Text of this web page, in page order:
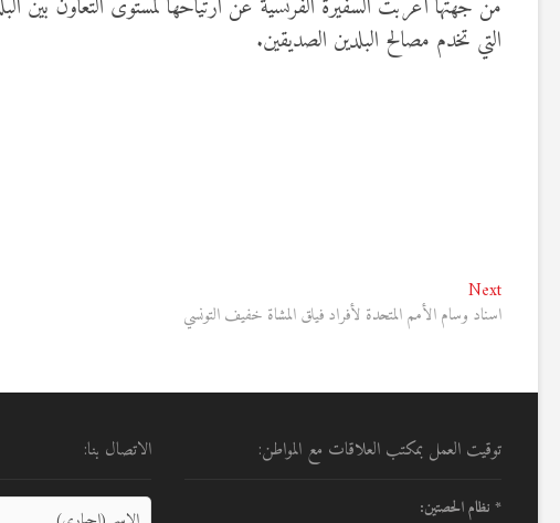
من جهتها أعربت السفيرة الفرنسية عن ارتياحها لمستوى التعاون بين
التي تخدم مصالح البلدين الصديقين.
تصفّح
المقالات
Next
Next
post:
اسناد وسام الأمم المتحدة لأفراد فيلق المشاة خفيف التونسي
توقيت العمل بمكتب العلاقات مع المواطن:
* نظام الحصتين:
الاتصال بنا: